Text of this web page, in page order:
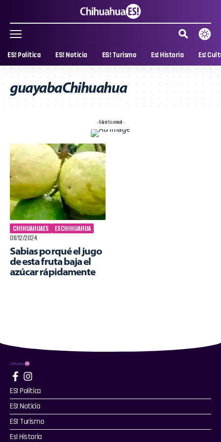
ES! Política ES! Noticia ES! Turismo Es! Historia Es!
guayabaChihuahua
- Advertisement -
CHIHUAHUAES
ESCHIHUAHUA
08/12/2024
Sabias porqué el jugo
de esta fruta baja el
azúcar rápidamente
ES! Política
ES! Noticia
ES! Turismo
Es! Historia